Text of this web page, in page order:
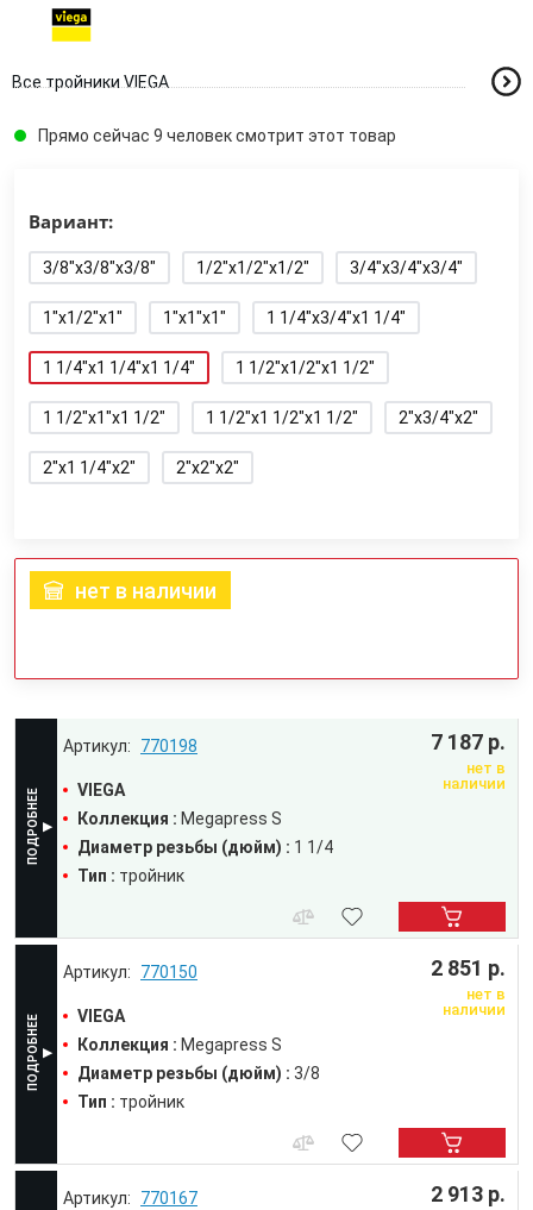
Все тройники VIEGA
Прямо сейчас 9 человек смотрит этот товар
Вариант:
3/8"x3/8"x3/8" 1/2"x1/2"x1/2" 3/4"x3/4"x3/4"
1"x1/2"x1" 1"x1"x1" 1 1/4"x3/4"x1 1/4"
1 1/4"x1 1/4"x1 1/4" 1 1/2"x1/2"x1 1/2"
1 1/2"x1"x1 1/2" 1 1/2"x1 1/2"x1 1/2" 2"x3/4"x2"
2"x1 1/4"x2" 2"x2"x2"
нет в наличии
770150
VIEGA
Коллекция : Megapress S
Диаметр резьбы (дюйм) : 3/8
Тип : тройник
2 851 р.
нет в
наличии
770167 2 913 р.
770198
VIEGA
Коллекция : Megapress S
Диаметр резьбы (дюйм) : 1 1/4
Тип : тройник
7 187 р.
нет в
наличии